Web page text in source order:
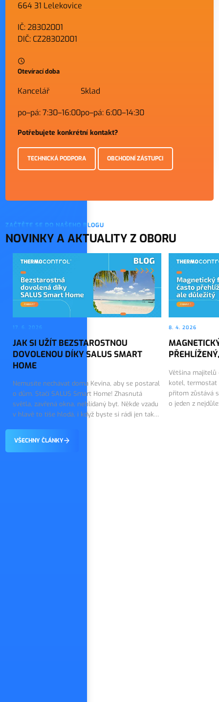
664 31 Lelekovice
IČ: 28302001
DIČ: CZ28302001
Otevírací doba
Kancelář
po–pá: 7:30–16:00
Sklad
po–pá: 6:00–14:30
Potřebujete konkrétní kontakt?
TECHNICKÁ PODPORA OBCHODNÍ ZÁSTUPCI
ZAČTĚTE SE DO NAŠEHO BLOGU
NOVINKY A AKTUALITY Z OBORU
17. 6. 2026
JAK SI UŽÍT BEZSTAROSTNOU
DOVOLENOU DÍKY SALUS SMART
HOME
Nemusíte nechávat doma Kevina, aby se postaral
o dům. Stačí SALUS Smart Home! Zhasnutá
světla, zavřená okna, nehlídaný byt. Někde vzadu
v hlavě to tiše hlodá, i když byste si rádi jen tak
je, že tohle…
8. 4. 2026
Většina
kotel, termostat
přitom zůstává
o jeden z
VŠECHNY ČLÁNKY